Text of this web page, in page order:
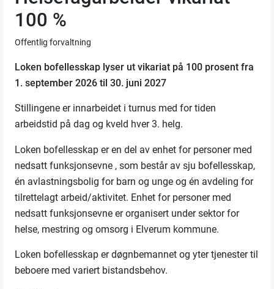
100 %
Offentlig forvaltning
Loken bofellesskap lyser ut vikariat på 100 prosent fra
1. september 2026 til 30. juni 2027
Stillingene er innarbeidet i turnus med for tiden
arbeidstid på dag og kveld hver 3. helg.
Loken bofellesskap er en del av enhet for personer med
nedsatt funksjonsevne , som består av sju bofellesskap,
én avlastningsbolig for barn og unge og én avdeling for
tilrettelagt arbeid/aktivitet. Enhet for personer med
nedsatt funksjonsevne er organisert under sektor for
helse, mestring og omsorg i Elverum kommune.
Loken bofellesskap er døgnbemannet og yter tjenester til
beboere med variert bistandsbehov.